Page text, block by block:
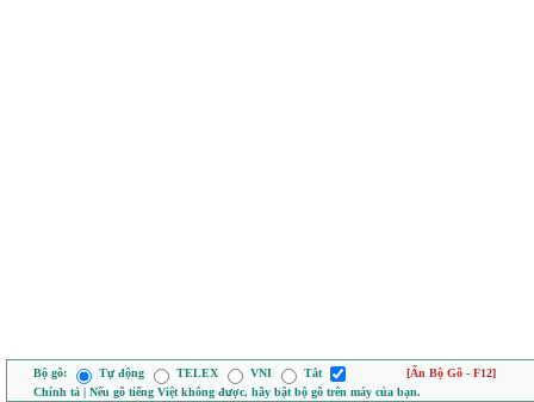
Bộ gõ: Tự động TELEX VNI Tắt
[Ẩn Bộ Gõ - F12]
Chính tả | Nếu gõ tiếng Việt không được, hãy bật bộ gõ trên máy của bạn.